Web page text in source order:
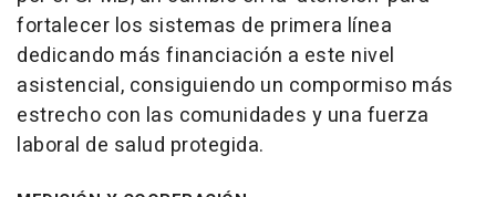
fortalecer los sistemas de primera línea
dedicando más financiación a este nivel
asistencial, consiguiendo un compormiso más
estrecho con las comunidades y una fuerza
laboral de salud protegida.